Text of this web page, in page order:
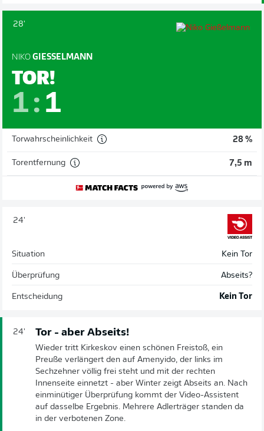
28'
NIKO GIESSELMANN
TOR!
1: 1
Torwahrscheinlichkeit 28 %
Torentfernung 7,5 m
24'
Situation Kein Tor
Überprüfung Abseits?
Entscheidung Kein Tor
24' Tor - aber Abseits!
Wieder tritt Kirkeskov einen schönen Freistoß, ein
Preuße verlängert den auf Amenyido, der links im
Sechzehner völlig frei steht und mit der rechten
Innenseite einnetzt - aber Winter zeigt Abseits an. Nach
einminütiger Überprüfung kommt der Video-Assistent
auf dasselbe Ergebnis. Mehrere Adlerträger standen da
in der verbotenen Zone.